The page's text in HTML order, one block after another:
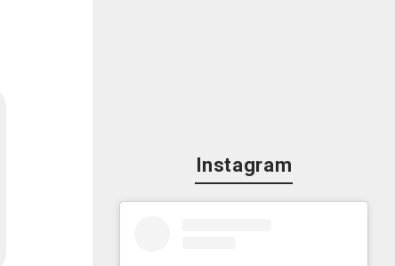
Instagram